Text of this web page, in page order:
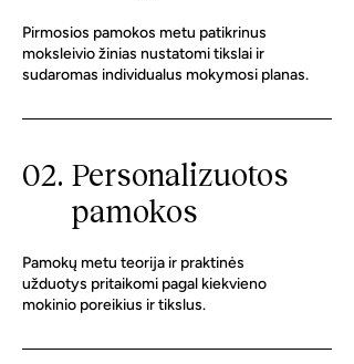
Pirmosios pamokos metu patikrinus
moksleivio žinias nustatomi tikslai ir
sudaromas individualus mokymosi planas.
02. Personalizuotos
pamokos
Pamokų metu teorija ir praktinės
užduotys pritaikomi pagal kiekvieno
mokinio poreikius ir tikslus.